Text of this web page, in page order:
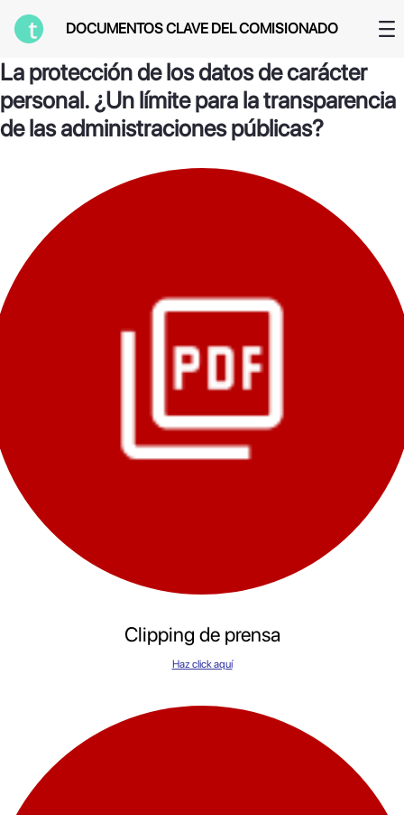
Saltar al contenido principal
DOCUMENTOS CLAVE DEL COMISIONADO
La protección de los datos de carácter
personal. ¿Un límite para la transparencia
de las administraciones públicas?
Clipping de prensa
Haz click aquí